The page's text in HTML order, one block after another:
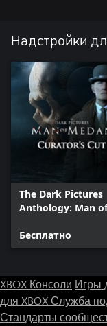
Надстройки
The Dark Pictures
Anthology: Man of
Cut
Бесплатно
XBOX Консоли Игры
для XBOXСлужба
Стандарты